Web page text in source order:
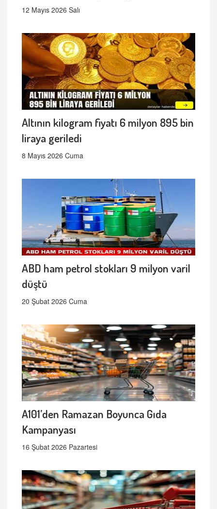
12 Mayıs 2026 Salı
Altının kilogram fiyatı 6 milyon 895 bin
liraya geriledi
8 Mayıs 2026 Cuma
ABD ham petrol stokları 9 milyon varil
düştü
20 Şubat 2026 Cuma
A101’den Ramazan Boyunca Gıda
Kampanyası
16 Şubat 2026 Pazartesi